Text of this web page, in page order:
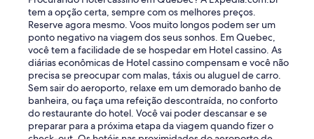
tem a opção certa, sempre com os melhores preços.
Reserve agora mesmo. Voos muito longos podem ser um
ponto negativo na viagem dos seus sonhos. Em Quebec,
você tem a facilidade de se hospedar em Hotel cassino. As
diárias econômicas de Hotel cassino compensam e você não
precisa se preocupar com malas, táxis ou aluguel de carro.
Sem sair do aeroporto, relaxe em um demorado banho de
banheira, ou faça uma refeição descontraída, no conforto
do restaurante do hotel. Você vai poder descansar e se
preparar para a próxima etapa da viagem quando fizer o